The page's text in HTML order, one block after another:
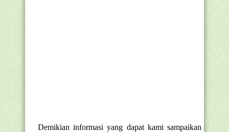
Demikian informasi yang dapat kami sampaikan